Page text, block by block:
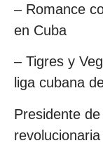
– Romance
en Cuba
– Tigres y
liga cubana
Presidente